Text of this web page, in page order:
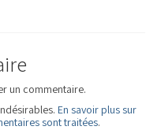
un commentaire.
En savoir plus sur
sont traitées.